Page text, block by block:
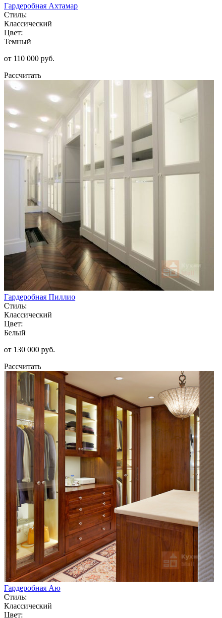
Гардеробная Ахтамар
Стиль:
Классический
Цвет:
Темный
от 110 000 руб.
Рассчитать
Гардеробная Пиллио
Стиль:
Классический
Цвет:
Белый
от 130 000 руб.
Рассчитать
Гардеробная Аю
Стиль:
Классический
Цвет: